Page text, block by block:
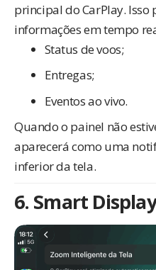
principal do CarPlay.
informações em tempo
Status de voos;
Entregas;
Eventos ao vivo.
Quando o painel não
aparecerá como uma
inferior da tela.
6. Smart